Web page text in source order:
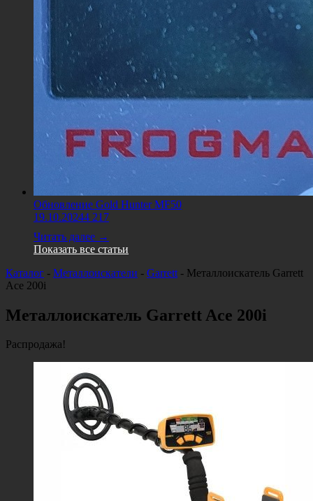
Обновление Gold Hunter MF50
19.10.20244 217
Читать далее →
Показать все статьи
Каталог - Металлоискатели - Garrett - Металлоискатель Garrett
Ace 200i
Металлоискатель Garrett Ace 200i
Распродажа!